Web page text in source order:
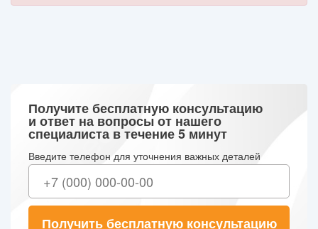
Получите бесплатную консультацию
и ответ на вопросы от нашего
специалиста в течение 5 минут
Введите телефон для уточнения важных деталей
Получить бесплатную консультацию